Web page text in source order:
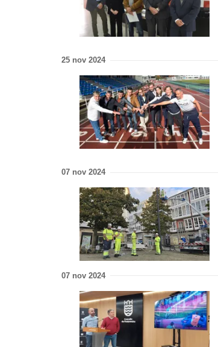
25 nov 2024
07 nov 2024
07 nov 2024